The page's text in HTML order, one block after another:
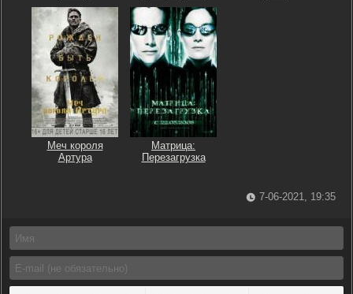
Меч короля
Артура
Матрица:
Перезагрузка
7-06-2021, 19:35